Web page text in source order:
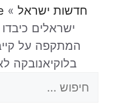
חדשות ישראל »
ישראלים
המתקפה על
בלוקיאנובקה